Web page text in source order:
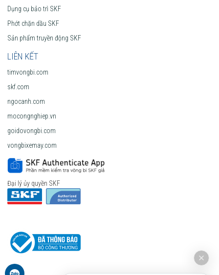
Dụng cụ bảo trì SKF
Phớt chặn dầu SKF
Sản phẩm truyền động SKF
LIÊN KẾT
timvongbi.com
skf.com
ngocanh.com
mocongnghiep.vn
goidovongbi.com
vongbixemay.com
Đại lý ủy quyền SKF